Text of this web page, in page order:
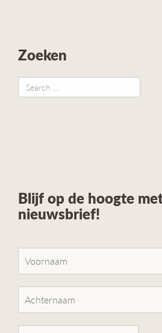
Zoeken
Blijf op de hoogte
nieuwsbrief!